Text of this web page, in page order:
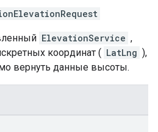
ElevationService ,
координат ( LatLng ),
вернуть данные высоты.